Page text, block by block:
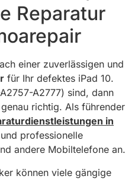
Reparatur
einer zuverlässigen und
für Ihr defektes iPad 10.
A2777) sind, dann
richtig. Als führender
in
professionelle
andere Mobiltelefone an.
können viele gängige